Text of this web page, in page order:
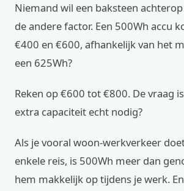
Niemand wil een baksteen
de andere factor. Een 500Wh accu
€400 en €600, afhankelijk van het
een 625Wh?
Reken op €600 tot €800. De vraag
extra capaciteit echt nodig?
Als je vooral woon-werkverkeer
enkele reis, is 500Wh meer dan
hem makkelijk op tijdens je werk.